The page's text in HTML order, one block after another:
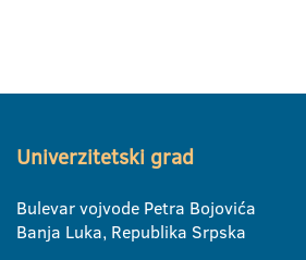
Univerzitetski grad
Bulevar vojvode Petra Bojovića
Banja Luka, Republika Srpska